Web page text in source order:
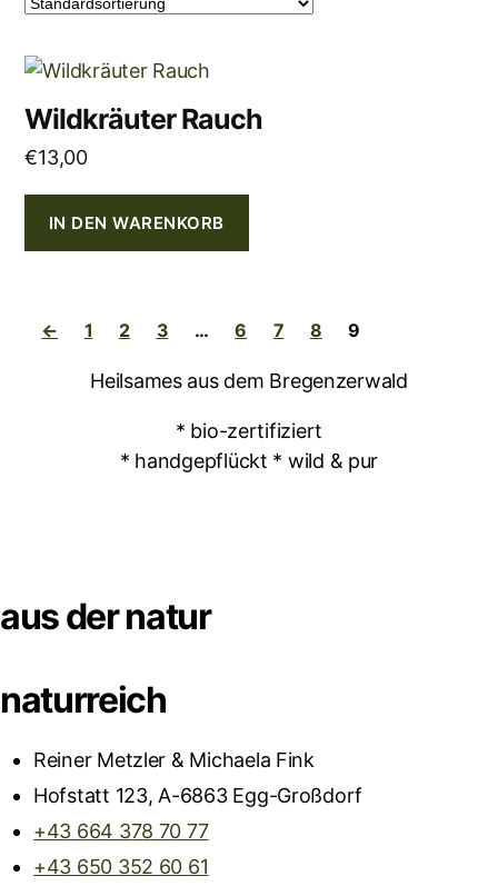
Wildkräuter Rauch
€13,00
IN DEN WARENKORB
← 1 2 3 … 6 7 8 9
Heilsames aus dem Bregenzerwald
* bio-zertifiziert
* handgepflückt * wild & pur
aus der natur
naturreich
Reiner Metzler & Michaela Fink
Hofstatt 123, A-6863 Egg-Großdorf
+43 664 378 70 77
+43 650 352 60 61